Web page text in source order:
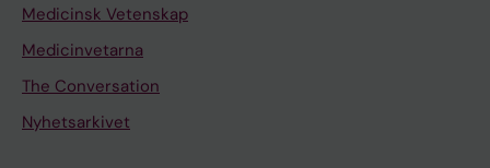
Medicinsk Vetenskap
Medicinvetarna
The Conversation
Nyhetsarkivet